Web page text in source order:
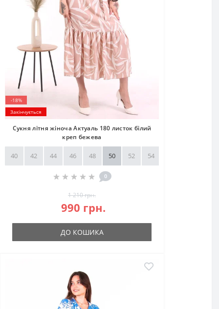
-18%
Закінчується
Сукня літня жіноча Актуаль 180 листок білий
креп бежева
40 42 44 46 48 50 52 54
0
1 210 грн.
990 грн.
ДО КОШИКА